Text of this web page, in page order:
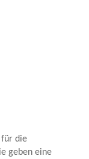
für die
geben eine